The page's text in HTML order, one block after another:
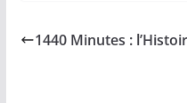
1440 Minutes :